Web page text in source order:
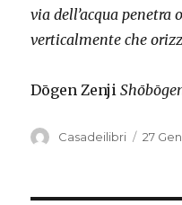
via dell’acqua penetra
verticalmente che
Dōgen Zenji
Autore
Casadeilibri 27